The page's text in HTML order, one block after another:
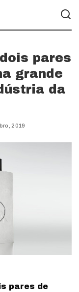
pares
grande
da
2019
pares de